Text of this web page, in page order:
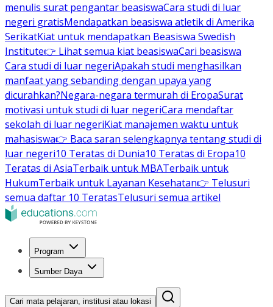
menulis surat pengantar beasiswaCara studi di luar
negeri gratisMendapatkan beasiswa atletik di Amerika
SerikatKiat untuk mendapatkan Beasiswa Swedish
Institute👉 Lihat semua kiat beasiswaCari beasiswa
Cara studi di luar negeriApakah studi menghasilkan
manfaat yang sebanding dengan upaya yang
dicurahkan?Negara-negara termurah di EropaSurat
motivasi untuk studi di luar negeriCara mendaftar
sekolah di luar negeriKiat manajemen waktu untuk
mahasiswa👉 Baca saran selengkapnya tentang studi di
luar negeri10 Teratas di Dunia10 Teratas di Eropa10
Teratas di AsiaTerbaik untuk MBATerbaik untuk
HukumTerbaik untuk Layanan Kesehatan👉 Telusuri
semua daftar 10 TeratasTelusuri semua artikel
Program
Sumber Daya
Cari mata pelajaran, institusi atau lokasi